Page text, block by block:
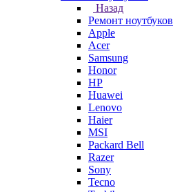
Назад
Ремонт ноутбуков
Apple
Acer
Samsung
Honor
HP
Huawei
Lenovo
Haier
MSI
Packard Bell
Razer
Sony
Tecno